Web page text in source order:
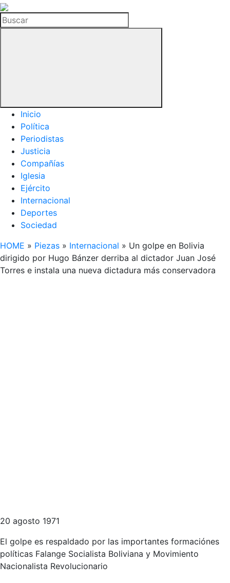
La
Hemeroteca
del
Buscar
Inicio
Política
Periodistas
Justicia
Compañías
Iglesia
Ejército
Internacional
Deportes
Sociedad
HOME » Piezas » Internacional » Un golpe en Bolivia
dirigido por Hugo Bánzer derriba al dictador Juan José
Torres e instala una nueva dictadura más conservadora
20 agosto 1971
El golpe es respaldado por las importantes formaciónes
políticas Falange Socialista Boliviana y Movimiento
Nacionalista Revolucionario